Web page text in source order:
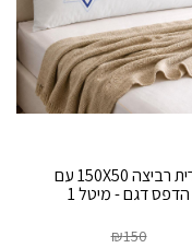
כרית רביצה 150X50 עם
הדפס דגם - מיטל 1
₪150